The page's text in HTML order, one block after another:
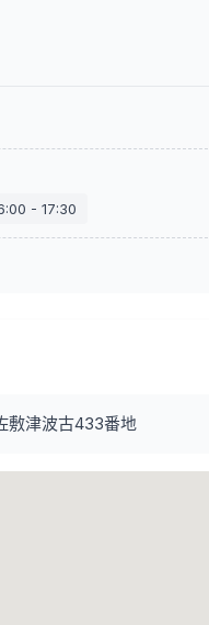
- 17:30
敷津波古433番地